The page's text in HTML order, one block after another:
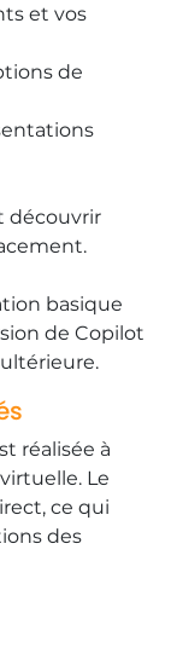
et vos
de
découvrir
basique
de Copilot
réalisée à
Le
ce qui
des